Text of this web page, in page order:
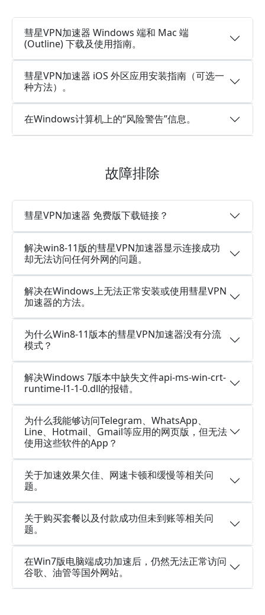
彗星VPN加速器 Windows 端和 Mac 端
(Outline) 下载及使用指南。
彗星VPN加速器 iOS 外区应用安装指南（可选一
种方法）。
在Windows计算机上的“风险警告”信息。
故障排除
彗星VPN加速器 免费版下载链接？
解决win8-11版的彗星VPN加速器显示连接成功
却无法访问任何外网的问题。
解决在Windows上无法正常安装或使用彗星VPN
加速器的方法。
为什么Win8-11版本的彗星VPN加速器没有分流
模式？
解决Windows 7版本中缺失文件api-ms-win-crt-
runtime-l1-1-0.dll的报错。
为什么我能够访问Telegram、WhatsApp、
Line、Hotmail、Gmail等应用的网页版，但无法
使用这些软件的App？
关于加速效果欠佳、网速卡顿和缓慢等相关问
题。
关于购买套餐以及付款成功但未到账等相关问
题。
在Win7版电脑端成功加速后，仍然无法正常访问
谷歌、油管等国外网站。